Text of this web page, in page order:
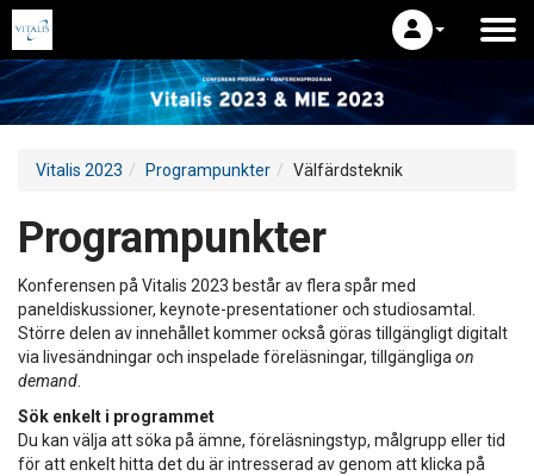
Vitalis 2023 Programpunkter Välfärdsteknik
Programpunkter
Konferensen på Vitalis 2023 består av flera spår med
paneldiskussioner, keynote-presentationer och studiosamtal.
Större delen av innehållet kommer också göras tillgängligt digitalt
via livesändningar och inspelade föreläsningar, tillgängliga on
demand
Sök enkelt i programmet
Du kan välja att söka på ämne, föreläsningstyp, målgrupp eller tid
för att enkelt hitta det du är intresserad av genom att klicka på